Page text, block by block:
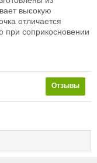
высокую
отличается
соприкосновении
Отзывы